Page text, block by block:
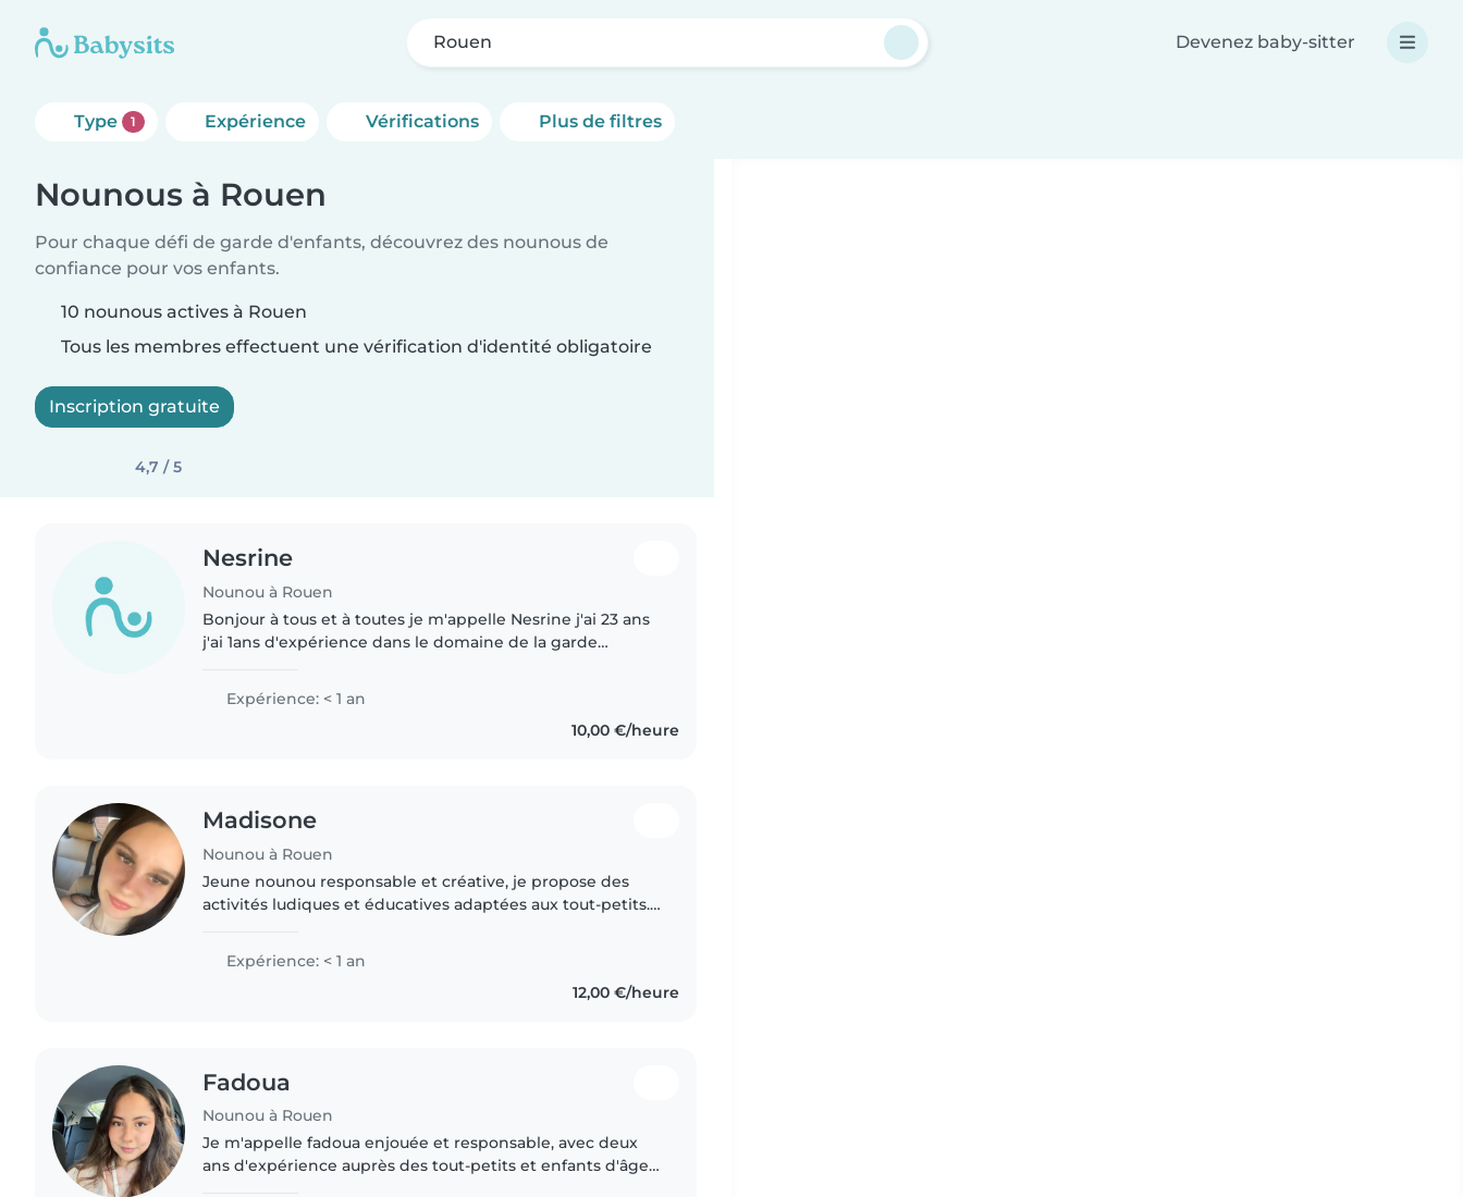
Rouen Devenez baby-sitter
Type 1 Expérience Vérifications Plus de filtres
Nounous à Rouen
Pour chaque défi de garde d'enfants, découvrez des nounous de
confiance pour vos enfants.
10 nounous actives à Rouen
Tous les membres effectuent une vérification d'identité obligatoire
Inscription gratuite
4,7 / 5
Nesrine
Nounou à Rouen
Bonjour à tous et à toutes je m'appelle Nesrine j'ai 23 ans
j'ai 1ans d'expérience dans le domaine de la garde
semaines en crèche..
Expérience: < 1 an
10,00 €/heure
Madisone
Nounou à Rouen
Jeune nounou responsable et créative, je propose des
activités ludiques et éducatives adaptées aux tout-petits.
Expérience: < 1 an
12,00 €/heure
Fadoua
Nounou à Rouen
Je m'appelle fadoua enjouée et responsable, avec deux
ans d'expérience auprès des tout-petits et enfants d'âge